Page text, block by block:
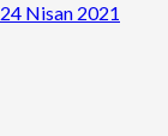
24 Nisan 2021